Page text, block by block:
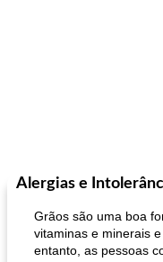
Alergias e
Grãos são uma boa
vitaminas e minerais
entanto, as pessoas